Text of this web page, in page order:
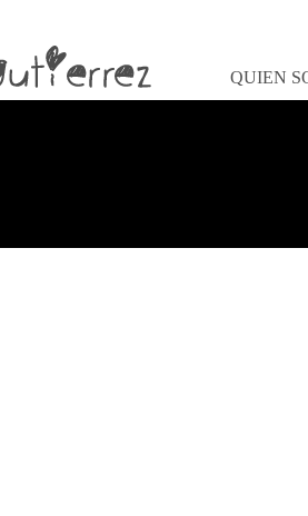
Goretty
QUIEN